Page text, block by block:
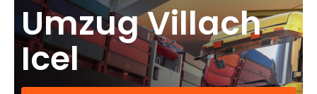
Umzug Villach
Icel